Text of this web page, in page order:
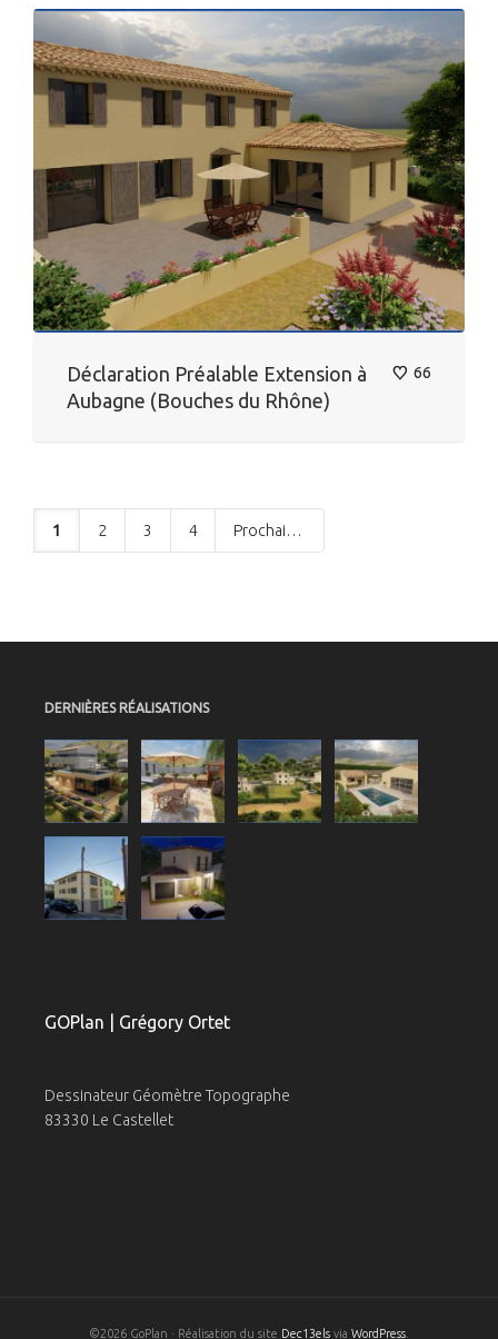
66
Déclaration Préalable Extension à
Aubagne (Bouches du Rhône)
1 2 3 4 Prochain
DERNIÈRES RÉALISATIONS
GOPlan | Grégory Ortet
Dessinateur Géomètre Topographe
83330 Le Castellet
©2026 GoPlan · Réalisation du site Dec13els via WordPress